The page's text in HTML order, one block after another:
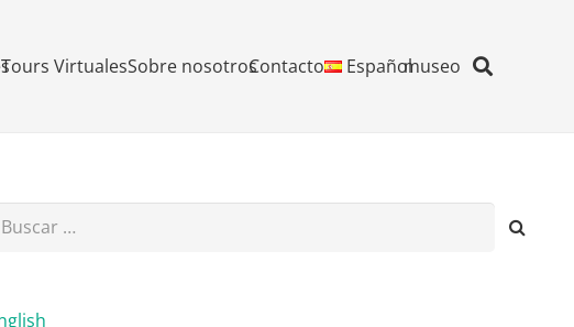
Tours VirtualesSobre nosotrosContacto Españolmuseo